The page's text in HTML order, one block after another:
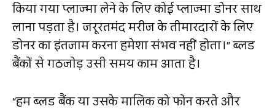
किया गया प्लाज्मा लेने के लिए कोई प्लाज्मा डोनर साथ
लाना पड़ता है। जरूरतमंद मरीज के तीमारदारों के लिए
डोनर का इंतजाम करना हमेशा संभव नहीं होता।”ब्लड
बैंकों से गठजोड़ उसी समय काम आता है।
“हम ब्लड बैंक या उसके मालिक को फोन करते और